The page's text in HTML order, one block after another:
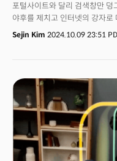
포털사이트와 달리 검색창만 덩
야후를 제치고 인터넷의 강자
흔들리고 있다. 사람들은 더 이
보며, 쇼핑하며, 커뮤니티에서
타격이다.
Sejin Kim 2024.10.09 23:51